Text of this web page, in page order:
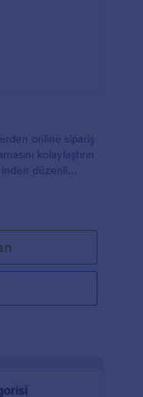
online sipariş
kolaylaştırın
düzenli